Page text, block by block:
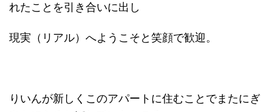
れたことを引き合いに出し
現実（リアル）へようこそと笑顔で歓迎。
りいんが新しくこのアパートに住むことでまたにぎ